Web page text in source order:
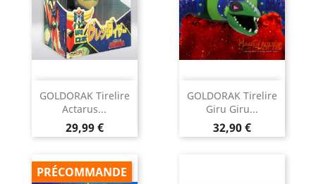
GOLDORAK Tirelire
Actarus...
Prix
29,99 €
GOLDORAK Tirelire
Giru Giru...
Prix
32,90 €
PRÉCOMMANDE